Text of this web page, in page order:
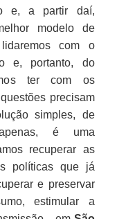
e, a partir daí,
modelo de
com o
e, portanto, do
ter com os
precisam
simples, de
é uma
recuperar as
políticas que já
e preservar
estimular a